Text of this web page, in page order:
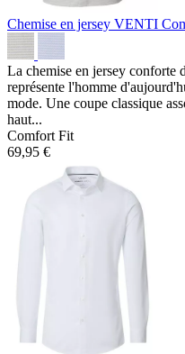
Chemise en jersey VENTI
La chemise en jersey
représente l'homme
mode. Une coupe classique
haut...
Comfort Fit
69,95 €